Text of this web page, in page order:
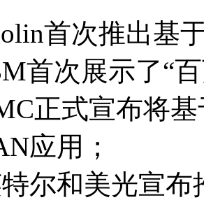
首次推出基
首次展示了“
正式宣布将
应用；
尔和美光宣布